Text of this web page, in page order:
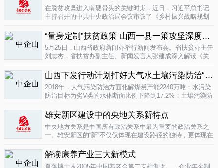
在脱贫攻坚进入啃硬骨头的关键时期，近日，习近平总书记
主持召开的中共中央政治局会议审议了《乡村振兴战略规划
见》。...
“量身定制”扶贫政策 山西一县一策攻坚深度贫困
5月25日，山西省政府新闻办举行新闻发布会。省扶贫办主任
刘志杰，省扶贫办副主任、新闻发言人张建成深入解读《关
问。据了解...
04-12
山西下发行动计划打好大气水土壤污染防治“三战役”
2018年，大气污染防治方面化解煤炭产能2240万吨；水污染
防治目标为劣V类的水体断面比例下降到17.2%；土壤污染防
记者从山...
雄安新区建设中的央地关系新特点
中央地方关系是中国所有政治关系中最为重要的政治关系之
一。雄安新区的“新”不仅仅体现在建设路径的独特，更体现在
解读康养产业三大新模式
夏萍博士从2005年中国养老金第二支柱制度——企业年金制